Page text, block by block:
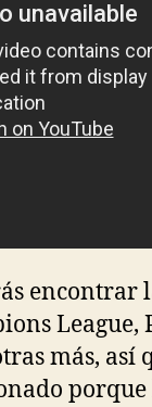
encontrar
League,
más, así